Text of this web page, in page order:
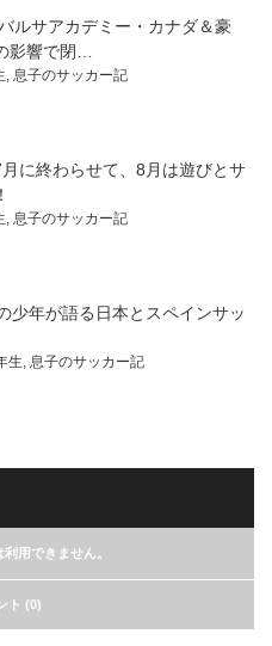
ルサアカデミー・カナダ＆豪
影響で閉…
, 息子のサッカー記
に終わらせて、8月は遊びとサ
, 息子のサッカー記
少年が語る日本とスペインサッ
生, 息子のサッカー記
用できません。
ト (0)